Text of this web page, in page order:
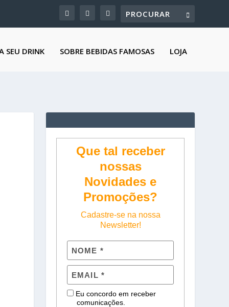
SEU DRINK SOBRE BEBIDAS FAMOSAS LOJA
Que tal receber
nossas
Novidades e
Promoções?
Cadastre-se na nossa
Newsletter!
Eu concordo em receber
comunicações.